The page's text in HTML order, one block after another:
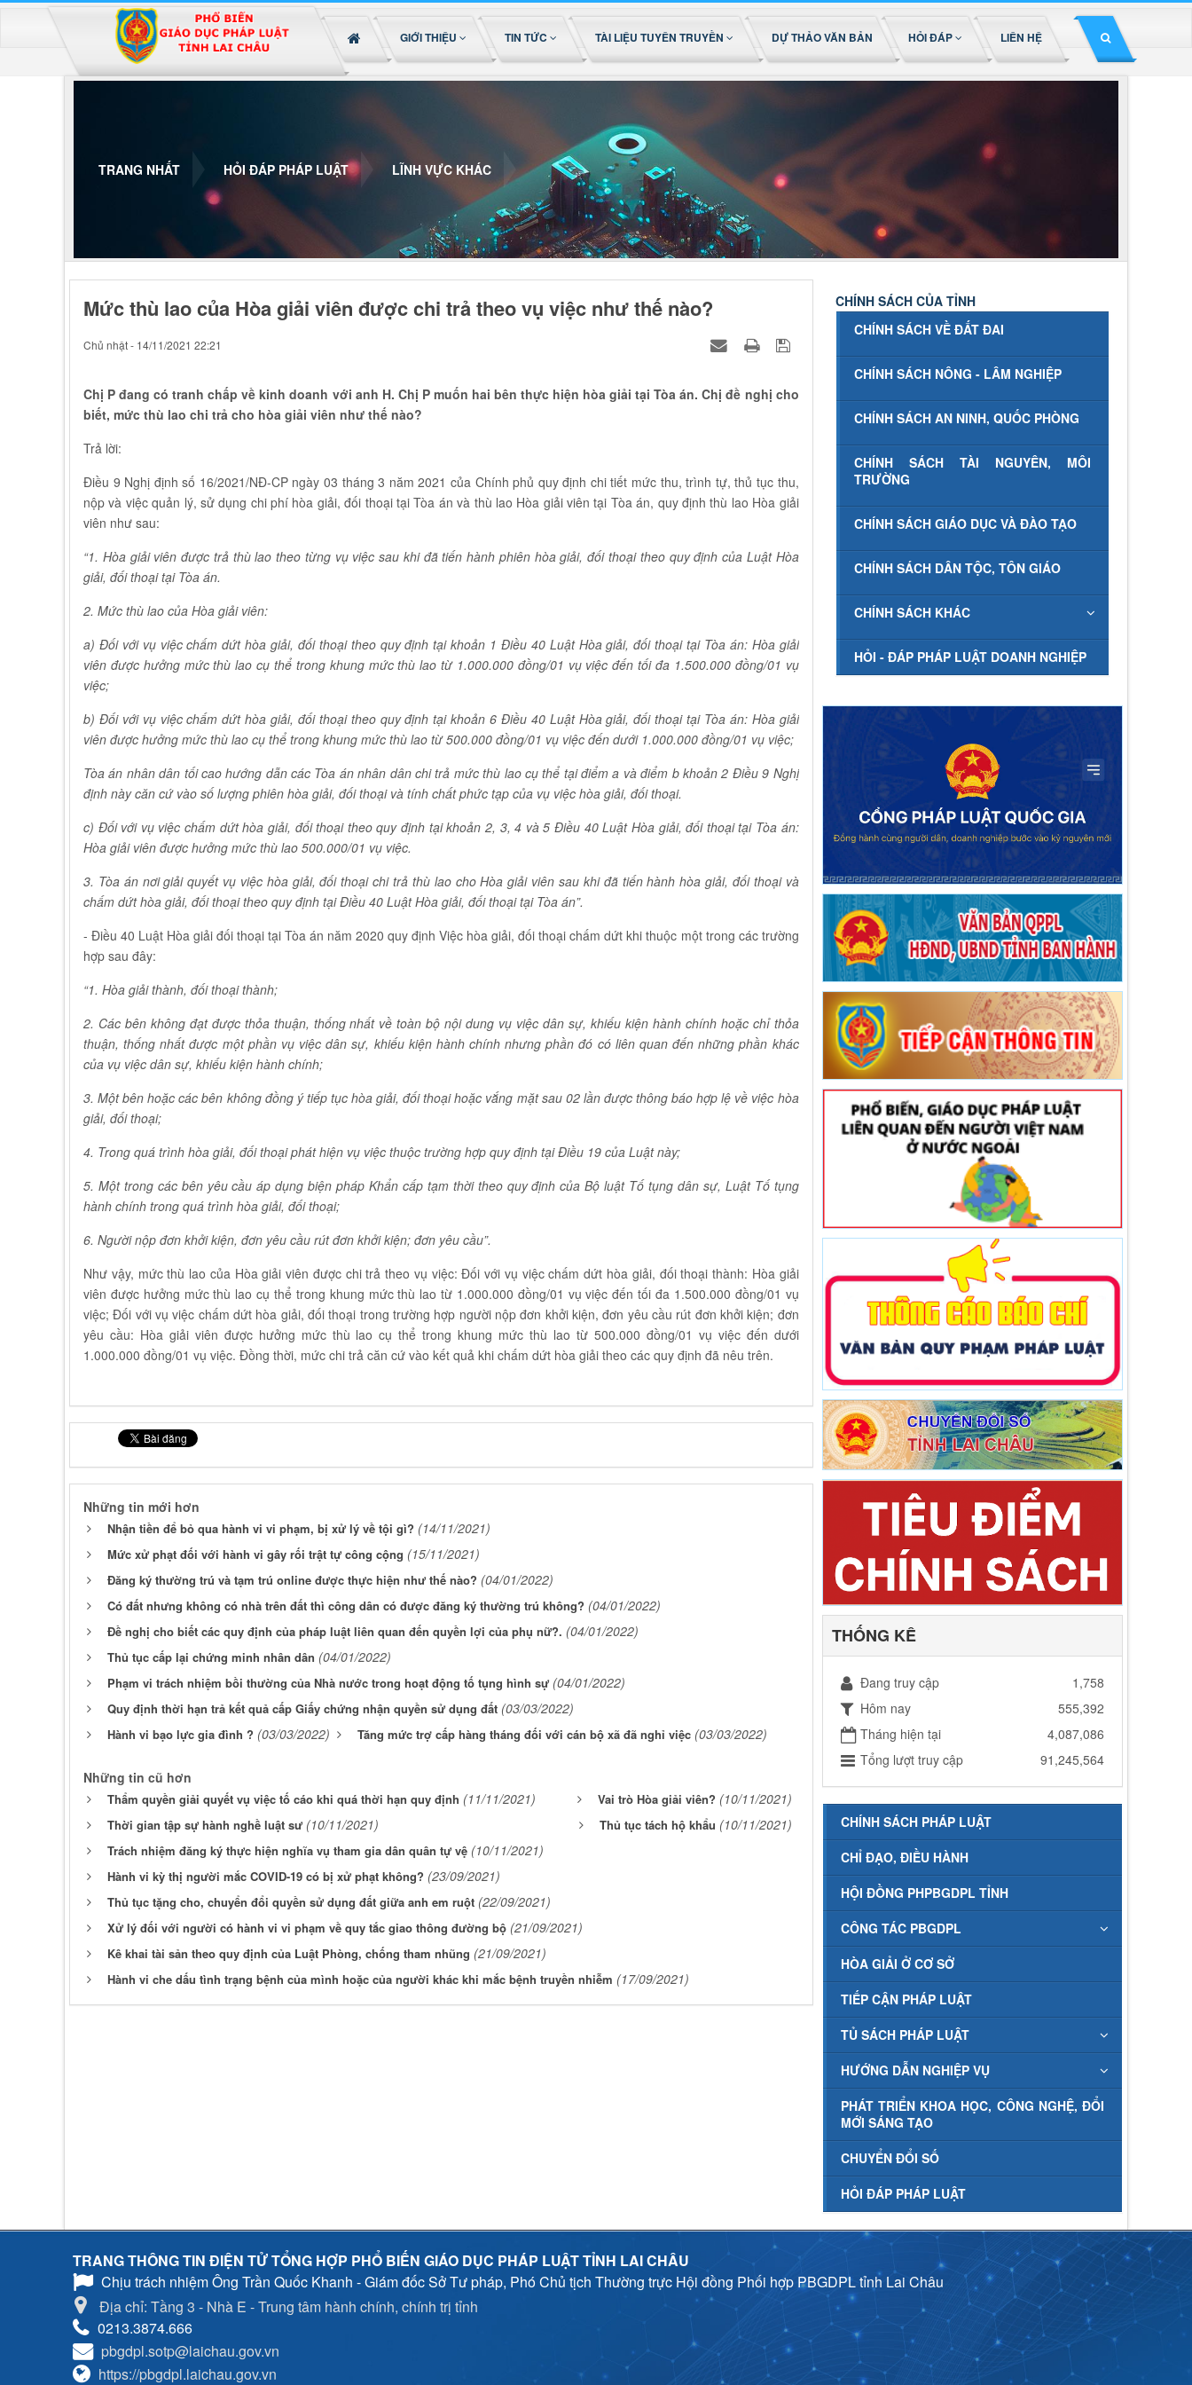
GIỚI THIỆU TIN TỨC TÀI LIỆU TUYÊN TRUYỀN DỰ THẢO VĂN BẢN HỎI ĐÁP LIÊN HỆ
TRANG NHẤT HỎI ĐÁP PHÁP LUẬT LĨNH VỰC KHÁC
Mức thù lao của Hòa giải viên được chi trả theo vụ việc như thế nào?
Chủ nhật - 14/11/2021 22:21
Chị P đang có tranh chấp về kinh doanh với anh H. Chị P muốn hai bên thực hiện hòa giải tại Tòa án. Chị đề nghị cho
biết, mức thù lao chi trả cho hòa giải viên như thế nào?
Trả lời:
Điều 9 Nghị định số 16/2021/NĐ-CP ngày 03 tháng 3 năm 2021 của Chính phủ quy định chi tiết mức thu, trình tự, thủ tục thu,
nộp và việc quản lý, sử dụng chi phí hòa giải, đối thoại tại Tòa án và thù lao Hòa giải viên tại Tòa án, quy định thù lao Hòa giải
viên như sau:
“1. Hòa giải viên được trả thù lao theo từng vụ việc sau khi đã tiến hành phiên hòa giải, đối thoại theo quy định của Luật Hòa
giải, đối thoại tại Tòa án.
2. Mức thù lao của Hòa giải viên:
a) Đối với vụ việc chấm dứt hòa giải, đối thoại theo quy định tại khoản 1 Điều 40 Luật Hòa giải, đối thoại tại Tòa án: Hòa giải
viên được hưởng mức thù lao cụ thể trong khung mức thù lao từ 1.000.000 đồng/01 vụ việc đến tối đa 1.500.000 đồng/01 vụ
việc;
b) Đối với vụ việc chấm dứt hòa giải, đối thoại theo quy định tại khoản 6 Điều 40 Luật Hòa giải, đối thoại tại Tòa án: Hòa giải
viên được hưởng mức thù lao cụ thể trong khung mức thù lao từ 500.000 đồng/01 vụ việc đến dưới 1.000.000 đồng/01 vụ việc;
Tòa án nhân dân tối cao hướng dẫn các Tòa án nhân dân chi trả mức thù lao cụ thể tại điểm a và điểm b khoản 2 Điều 9 Nghị
định này căn cứ vào số lượng phiên hòa giải, đối thoại và tính chất phức tạp của vụ việc hòa giải, đối thoại.
c) Đối với vụ việc chấm dứt hòa giải, đối thoại theo quy định tại khoản 2, 3, 4 và 5 Điều 40 Luật Hòa giải, đối thoại tại Tòa án:
Hòa giải viên được hưởng mức thù lao 500.000/01 vụ việc.
3. Tòa án nơi giải quyết vụ việc hòa giải, đối thoại chi trả thù lao cho Hòa giải viên sau khi đã tiến hành hòagiải, đối thoại và
chấm dứt hòa giải, đối thoại theo quy định tại Điều 40 Luật Hòa giải, đối thoại tại Tòa án”.
- Điều 40 Luật Hòa giải đối thoại tại Tòa án năm 2020 quy định Việc hòa giải, đối thoại chấm dứt khi thuộc một trong các trường
hợp sau đây:
“1. Hòa giải thành, đối thoại thành;
2. Các bên không đạt được thỏa thuận, thống nhất về toàn bộ nội dung vụ việc dân sự, khiếu kiện hành chính hoặc chỉ thỏa
thuận, thống nhất được một phần vụ việc dân sự, khiếu kiện hành chính nhưng phần đó có liên quan đến những phần khác
của vụ việc dân sự, khiếu kiện hành chính;
3. Một bên hoặc các bên không đồng ý tiếp tục hòa giải, đối thoại hoặc vắng mặt sau 02 lần được thông báo hợp lệ về việc hòa
giải, đối thoại;
4. Trong quá trình hòa giải, đối thoại phát hiện vụ việc thuộc trường hợp quy định tại Điều 19 của Luật này;
5. Một trong các bên yêu cầu áp dụng biện pháp Khẩn cấp tạm thời theo quy định của Bộ luật Tố tụng dân sự, Luật Tố tụng
hành chính trong quá trình hòa giải, đối thoại;
6. Người nộp đơn khởi kiện, đơn yêu cầu rút đơn khởi kiện; đơn yêu cầu”.
Như vậy, mức thù lao của Hòa giải viên được chi trả theo vụ việc: Đối với vụ việc chấm dứt hòa giải, đối thoại thành: Hòa giải
viên được hưởng mức thù lao cụ thể trong khung mức thù lao từ 1.000.000 đồng/01 vụ việc đến tối đa 1.500.000 đồng/01 vụ
việc; Đối với vụ việc chấm dứt hòa giải, đối thoại trong trường hợp người nộp đơn khởi kiện, đơn yêu cầu rút đơn khởi kiện; đơn
yêu cầu: Hòa giải viên được hưởng mức thù lao cụ thể trong khung mức thù lao từ 500.000 đồng/01 vụ việc đến dưới
1.000.000 đồng/01 vụ việc. Đồng thời, mức chi trả căn cứ vào kết quả khi chấm dứt hòa giải theo các quy định đã nêu trên.
Những tin mới hơn
Nhận tiền để bỏ qua hành vi vi phạm, bị xử lý về tội gì? (14/11/2021)
Mức xử phạt đối với hành vi gây rối trật tự công cộng (15/11/2021)
Đăng ký thường trú và tạm trú online được thực hiện như thế nào? (04/01/2022)
Có đất nhưng không có nhà trên đất thì công dân có được đăng ký thường trú không? (04/01/2022)
Đề nghị cho biết các quy định của pháp luật liên quan đến quyền lợi của phụ nữ?. (04/01/2022)
Thủ tục cấp lại chứng minh nhân dân (04/01/2022)
Phạm vi trách nhiệm bồi thường của Nhà nước trong hoạt động tố tụng hình sự (04/01/2022)
Quy định thời hạn trả kết quả cấp Giấy chứng nhận quyền sử dụng đất (03/03/2022)
Hành vi bạo lực gia đình ? (03/03/2022) Tăng mức trợ cấp hàng tháng đối với cán bộ xã đã nghỉ việc (03/03/2022)
Những tin cũ hơn
Thẩm quyền giải quyết vụ việc tố cáo khi quá thời hạn quy định (11/11/2021) Vai trò Hòa giải viên? (10/11/2021)
Thời gian tập sự hành nghề luật sư (10/11/2021) Thủ tục tách hộ khẩu (10/11/2021)
Trách nhiệm đăng ký thực hiện nghĩa vụ tham gia dân quân tự vệ (10/11/2021)
Hành vi kỳ thị người mắc COVID-19 có bị xử phạt không? (23/09/2021)
Thủ tục tặng cho, chuyển đổi quyền sử dụng đất giữa anh em ruột (22/09/2021)
Xử lý đối với người có hành vi vi phạm về quy tắc giao thông đường bộ (21/09/2021)
Kê khai tài sản theo quy định của Luật Phòng, chống tham nhũng (21/09/2021)
Hành vi che dấu tình trạng bệnh của mình hoặc của người khác khi mắc bệnh truyền nhiễm (17/09/2021)
CHÍNH SÁCH CỦA TỈNH
CHÍNH SÁCH VỀ ĐẤT ĐAI
CHÍNH SÁCH NÔNG - LÂM NGHIỆP
CHÍNH SÁCH AN NINH, QUỐC PHÒNG
CHÍNH SÁCH TÀI NGUYÊN, MÔI
TRƯỜNG
CHÍNH SÁCH GIÁO DỤC VÀ ĐÀO TẠO
CHÍNH SÁCH DÂN TỘC, TÔN GIÁO
CHÍNH SÁCH KHÁC
HỎI - ĐÁP PHÁP LUẬT DOANH NGHIỆP
THỐNG KÊ
Đang truy cập
1,758
Hôm nay
555,392
Tháng hiện tại
4,087,086
Tổng lượt truy cập
91,245,564
CHÍNH SÁCH PHÁP LUẬT
CHỈ ĐẠO, ĐIỀU HÀNH
HỘI ĐỒNG PHPBGDPL TỈNH
CÔNG TÁC PBGDPL
HÒA GIẢI Ở CƠ SỞ
TIẾP CẬN PHÁP LUẬT
TỦ SÁCH PHÁP LUẬT
HƯỚNG DẪN NGHIỆP VỤ
PHÁT TRIỂN KHOA HỌC, CÔNG NGHỆ, ĐỔI
MỚI SÁNG TẠO
CHUYỂN ĐỔI SỐ
HỎI ĐÁP PHÁP LUẬT
TRANG THÔNG TIN ĐIỆN TỬ TỔNG HỢP PHỔ BIẾN GIÁO DỤC PHÁP LUẬT TỈNH LAI CHÂU
Chịu trách nhiệmÔng Trần Quốc Khanh - Giám đốc Sở Tư pháp, Phó Chủ tịch Thường trực Hội đồng Phối hợp PBGDPL tỉnh Lai Châu
Địa chỉ: Tầng 3 - Nhà E - Trung tâm hành chính, chính trị tỉnh
0213.3874.666
pbgdpl.sotp@laichau.gov.vn
https://pbgdpl.laichau.gov.vn
Đã kết nối EMC